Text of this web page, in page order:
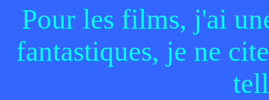
Pour les films, j'ai
fantastiques, je ne